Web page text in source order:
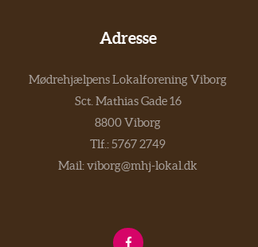
Adresse
Mødrehjælpens Lokalforening Viborg
Sct. Mathias Gade 16
8800 Viborg
Tlf.:5767 2749
Mail:viborg@mhj-lokal.dk